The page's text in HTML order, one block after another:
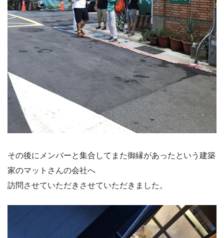
その後にメンバーと集合してまた御縁があったという建築
家のマットさんの会社へ
訪問させていただきさせていただきました。